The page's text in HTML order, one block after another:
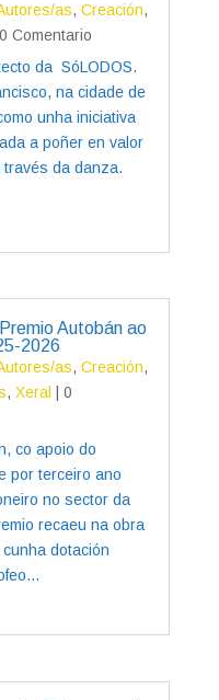
as, Creación,
0 Comentario
da SóLODOS.
na cidade de
unha iniciativa
a poñer en valor
través da danza.
Autobán ao
2026
as, Creación,
, Xeral
| 0
co apoio do
por terceiro ano
no sector da
recaeu na obra
dotación